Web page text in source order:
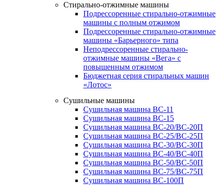
Стирально-отжимные машины
Подрессоренные стирально-отжимные
машины с полным отжимом
Подрессоренные стирально-отжимные
машины «Барьерного» типа
Неподрессоренные стирально-
отжимные машины «Вега» с
повышенным отжимом
Бюджетная серия стиральных машин
«Лотос»
Сушильные машины
Сушильная машина ВС-11
Сушильная машина ВС-15
Сушильная машина ВС-20/ВС-20П
Сушильная машина ВС-25/ВС-25П
Сушильная машина ВС-30/ВС-30П
Сушильная машина ВС-40/ВС-40П
Сушильная машина ВС-50/ВС-50П
Сушильная машина ВС-75/ВС-75П
Сушильная машина ВС-100П